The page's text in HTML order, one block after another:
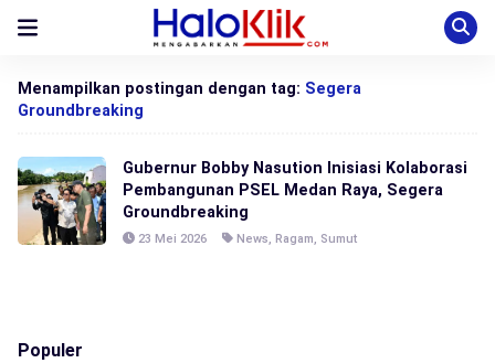
Menampilkan postingan dengan tag: Segera
Groundbreaking
Gubernur Bobby Nasution Inisiasi Kolaborasi
Pembangunan PSEL Medan Raya, Segera
Groundbreaking
23 Mei 2026 News, Ragam, Sumut
Populer